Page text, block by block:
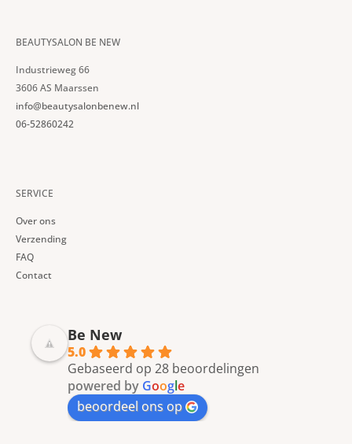
BEAUTYSALON BE NEW
Industrieweg 66
3606 AS Maarssen
info@beautysalonbenew.nl
06-52860242
SERVICE
Over ons
Verzending
FAQ
Contact
Be New
5.0
Gebaseerd op 28 beoordelingen
powered by Google
beoordeel ons op